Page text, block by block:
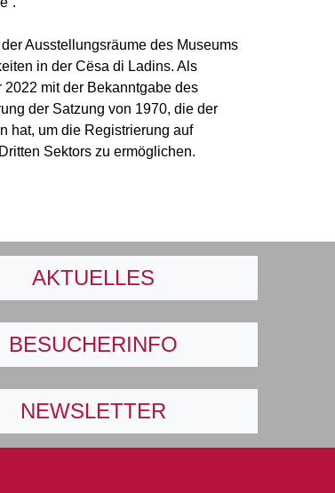
Ausstellungsräume des Museums
in der Cësa di Ladins. Als
mit der Bekanntgabe des
der Satzung von 1970, die der
hat, um die Registrierung auf
Sektors zu ermöglichen.
AKTUELLES
BESUCHERINFO
NEWSLETTER